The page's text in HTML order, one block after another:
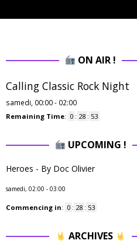
ON AIR !
Calling Classic Rock Night
samedi, 00:00 - 02:00
Remaining Time: 0 : 28 : 52
UPCOMING !
Heroes - By Doc Olivier
samedi, 02:00 - 03:00
Commencing in: 0 : 28 : 52
ARCHIVES